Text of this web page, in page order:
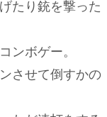
たり銃を撃った
ンボゲー。
させて倒すかの